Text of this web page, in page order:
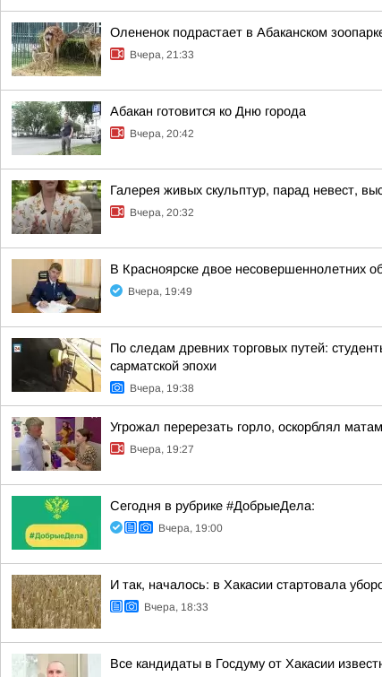
Олененок подрастает в Абаканском
Вчера, 21:33
Абакан готовится ко Дню города
Вчера, 20:42
Галерея живых скульптур, парад невест,
Вчера, 20:32
В Красноярске двое несовершеннолетних
Вчера, 19:49
По следам древних торговых путей:
сарматской эпохи
Вчера, 19:38
Угрожал перерезать горло, оскорблял
Вчера, 19:27
Сегодня в рубрике #ДобрыеДела:
Вчера, 19:00
И так, началось: в Хакасии стартовала
Вчера, 18:33
Все кандидаты в Госдуму от Хакасии